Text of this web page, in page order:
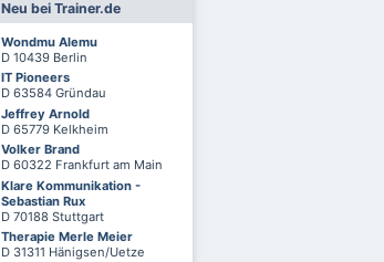
Neu bei Trainer.de
Wondmu Alemu
D 10439 Berlin
IT Pioneers
D 63584 Gründau
Jeffrey Arnold
D 65779 Kelkheim
Volker Brand
D 60322 Frankfurt am Main
Klare Kommunikation -
Sebastian Rux
D 70188 Stuttgart
Therapie Merle Meier
D 31311 Hänigsen/Uetze